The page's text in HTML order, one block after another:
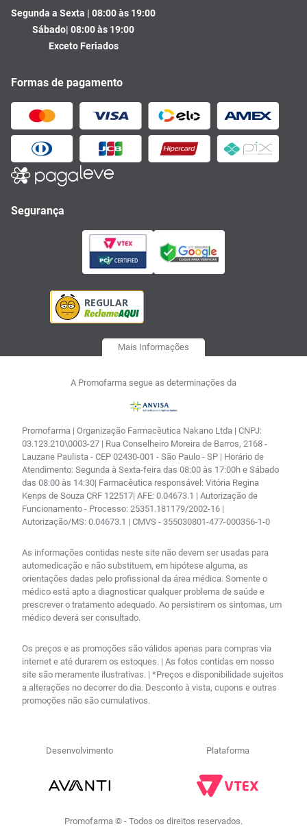
Segunda a Sexta | 08:00 às 19:00
Sábado| 08:00 às 19:00
Exceto Feriados
Formas de pagamento
Segurança
Mais Informações
A Promofarma segue as determinações da
Promofarma | Organização Farmacêutica Nakano Ltda | CNPJ:
03.123.210\0003-27 | Rua Conselheiro Moreira de Barros, 2168 -
Lauzane Paulista - CEP 02430-001 - São Paulo - SP | Horário de
Atendimento: Segunda à Sexta-feira das 08:00 às 17:00h e Sábado
das 08:00 às 14:30| Farmacêutica responsável: Vitória Regina
Kenps de Souza CRF 122517| AFE: 0.04673.1 | Autorização de
Funcionamento - Processo: 25351.181179/2002-16 |
Autorização/MS: 0.04673.1 | CMVS - 355030801-477-000356-1-0
As informações contidas neste site não devem ser usadas para
automedicação e não substituem, em hipótese alguma, as
orientações dadas pelo profissional da área médica. Somente o
médico está apto a diagnosticar qualquer problema de saúde e
prescrever o tratamento adequado. Ao persistirem os sintomas, um
médico deverá ser consultado.
Os preços e as promoções são válidos apenas para compras via
internet e até durarem os estoques. | As fotos contidas em nosso
site são meramente ilustrativas. | *Preços e disponibilidade sujeitos
a alterações no decorrer do dia. Desconto à vista, cupons e outras
promoções não são cumulativos.
Desenvolvimento Plataforma
Promofarma © - Todos os direitos reservados.